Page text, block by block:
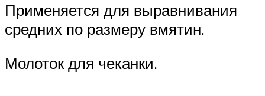
Применяется для выравнивания
средних по размеру вмятин.
Молоток для чеканки.